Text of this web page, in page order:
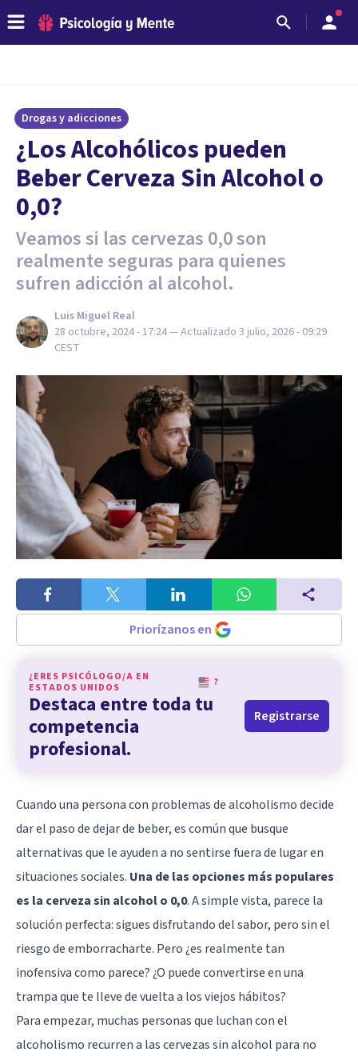
Drogas y adicciones
¿Los Alcohólicos pueden
Beber Cerveza Sin Alcohol o
0,0?
Veamos si las cervezas 0,0 son
realmente seguras para quienes
sufren adicción al alcohol.
Luis Miguel Real
28 octubre, 2024 - 17:24— Actualizado 3 julio, 2026 - 09:29
CEST
Priorízanos en
¿ERES PSICÓLOGO/A EN
ESTADOS UNIDOS
?
Destaca entre toda tu
competencia
profesional.
Registrarse
Cuando una persona con problemas de alcoholismo decide
dar el paso de dejar de beber, es común que busque
alternativas que le ayuden a no sentirse fuera de lugar en
situaciones sociales. Una de las opciones más populares
es la cerveza sin alcohol o 0,0. A simple vista, parece la
solución perfecta: sigues disfrutando del sabor, pero sin el
riesgo de emborracharte. Pero ¿es realmente tan
inofensiva como parece? ¿O puede convertirse en una
trampa que te lleve de vuelta a los viejos hábitos?
Para empezar, muchas personas que luchan con el
alcoholismo recurren a las cervezas sin alcohol para no